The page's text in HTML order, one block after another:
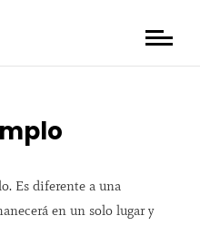
Es diferente a una
en un solo lugar y